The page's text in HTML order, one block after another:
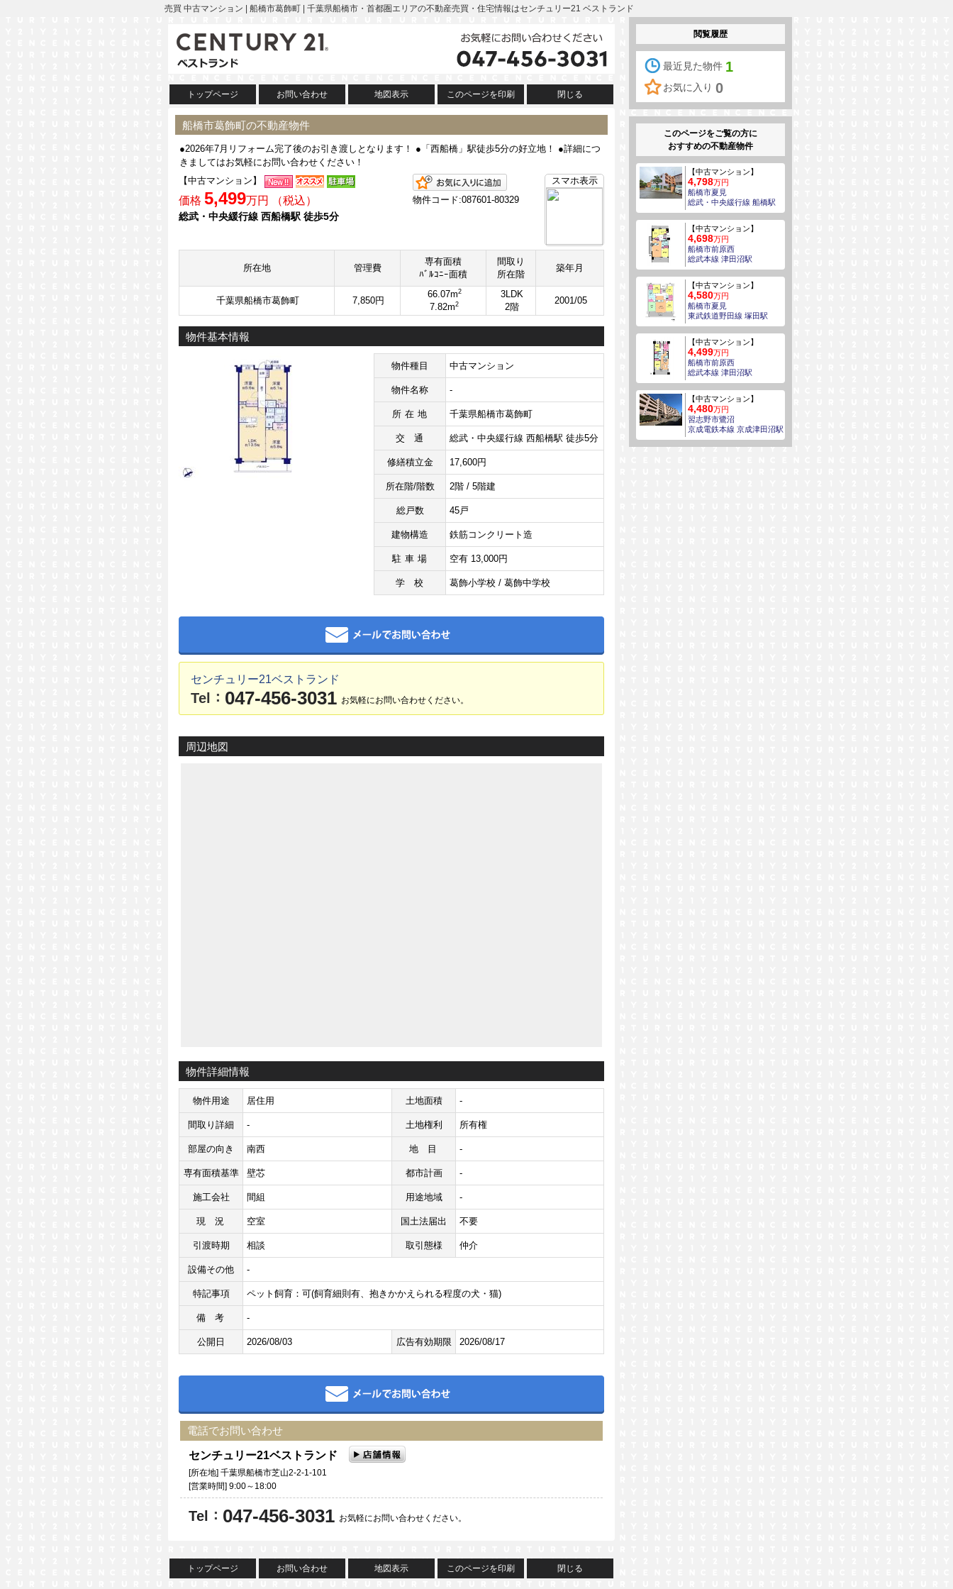
売買 中古マンション | 船橋市葛飾町 | 千葉県船橋市・首都圏エリアの不動産売買・住宅情報はセンチュリー21 ベストランド
トップページ お問い合わせ 地図表示 このページを印刷 閉じる
船橋市葛飾町の不動産物件
●2026年7月リフォーム完了後のお引き渡しとなります！ ●「西船橋」駅徒歩5分の好立地！ ●詳細につ
きましてはお気軽にお問い合わせください！
【中古マンション】
価格 5,499万円 （税込）
総武・中央緩行線 西船橋駅 徒歩5分
スマホ表示
お気に入りに追加
物件コード:087601-80329
所在地 管理費
専有面積
ﾊﾞﾙｺﾆｰ面積
間取り
所在階
築年月
千葉県船橋市葛飾町 7,850円
66.07m2
7.82m2
3LDK
2階
2001/05
物件基本情報
物件種目 中古マンション
物件名称 -
所在地 千葉県船橋市葛飾町
交通 総武・中央緩行線 西船橋駅 徒歩5分
修繕積立金 17,600円
所在階/階数 2階 / 5階建
総戸数 45戸
建物構造 鉄筋コンクリート造
駐車場 空有 13,000円
学校 葛飾小学校 / 葛飾中学校
センチュリー21ベストランド
Tel ： 047-456-3031 お気軽にお問い合わせください。
周辺地図
物件詳細情報
物件用途 居住用 土地面積 -
間取り詳細 - 土地権利 所有権
部屋の向き 南西 地目 -
専有面積基準 壁芯 都市計画 -
施工会社 間組 用途地域 -
現況 空室 国土法届出 不要
引渡時期 相談 取引態様 仲介
設備その他 -
特記事項 ペット飼育：可(飼育細則有、抱きかかえられる程度の犬・猫)
備考 -
公開日 2026/08/03 広告有効期限 2026/08/17
電話でお問い合わせ
センチュリー21ベストランド
[所在地] 千葉県船橋市芝山2-2-1-101
[営業時間] 9:00～18:00
Tel ： 047-456-3031 お気軽にお問い合わせください。
トップページ お問い合わせ 地図表示 このページを印刷 閉じる
閲覧履歴
最近見た物件 1
お気に入り 0
このページをご覧の方に
おすすめの不動産物件
【中古マンション】
4,798万円
船橋市夏見
総武・中央緩行線 船橋駅
【中古マンション】
4,698万円
船橋市前原西
総武本線 津田沼駅
【中古マンション】
4,580万円
船橋市夏見
東武鉄道野田線 塚田駅
【中古マンション】
4,499万円
船橋市前原西
総武本線 津田沼駅
【中古マンション】
4,480万円
習志野市鷺沼
京成電鉄本線 京成津田沼駅